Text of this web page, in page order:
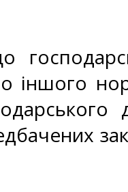
іншого